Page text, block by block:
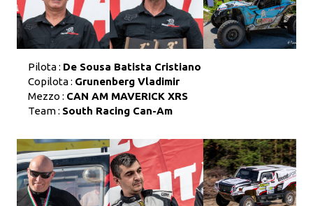
Pilota : De Sousa Batista Cristiano
Copilota : Grunenberg Vladimir
Mezzo : CAN AM MAVERICK XRS
Team : South Racing Can-Am